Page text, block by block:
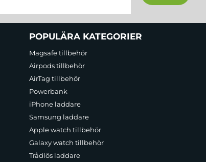
POPULÄRA KATEGORIER
Magsafe tillbehör
Airpods tillbehör
AirTag tillbehör
Powerbank
iPhone laddare
Samsung laddare
Apple watch tillbehör
Galaxy watch tillbehör
Trådlös laddare